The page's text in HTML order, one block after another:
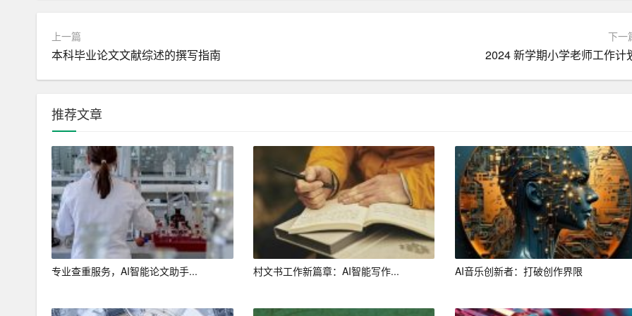
上一篇
本科毕业论文文献综述的撰写指南
下一
2024 新学期小学老师工作计
推荐文章
专业查重服务，AI智能论文助手... 村文书工作新篇章：AI智能写作... AI音乐创新者：打破创作界限